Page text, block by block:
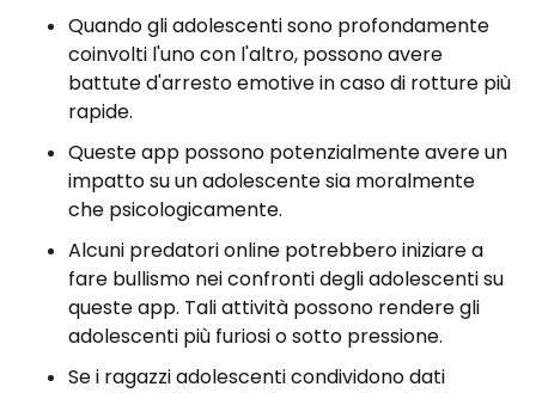
Quando gli adolescenti sono profondamente
coinvolti l'uno con l'altro, possono avere
battute d'arresto emotive in caso di rotture più
rapide.
Queste app possono potenzialmente avere un
impatto su un adolescente sia moralmente
che psicologicamente.
Alcuni predatori online potrebbero iniziare a
fare bullismo nei confronti degli adolescenti su
queste app. Tali attività possono rendere gli
adolescenti più furiosi o sotto pressione.
Se i ragazzi adolescenti condividono dati